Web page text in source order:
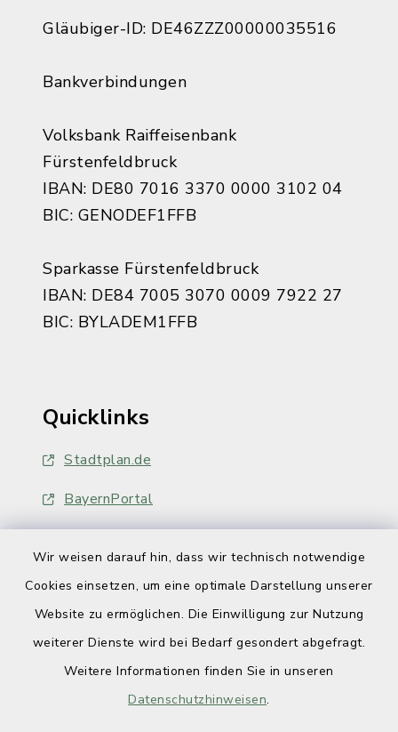
Wir weisen darauf hin, dass wir technisch notwendige
Cookies einsetzen, um eine optimale Darstellung unserer
Website zu ermöglichen. Die Einwilligung zur Nutzung
weiterer Dienste wird bei Bedarf gesondert abgefragt.
Weitere Informationen finden Sie in unseren
Datenschutzhinweisen.
Gläubiger-ID: DE46ZZZ00000035516
Bankverbindungen
Volksbank Raiffeisenbank
Fürstenfeldbruck
IBAN: DE80 7016 3370 0000 3102 04
BIC: GENODEF1FFB
Sparkasse Fürstenfeldbruck
IBAN: DE84 7005 3070 0009 7922 27
BIC: BYLADEM1FFB
Quicklinks
Stadtplan.de
BayernPortal
Barrierefreiheit